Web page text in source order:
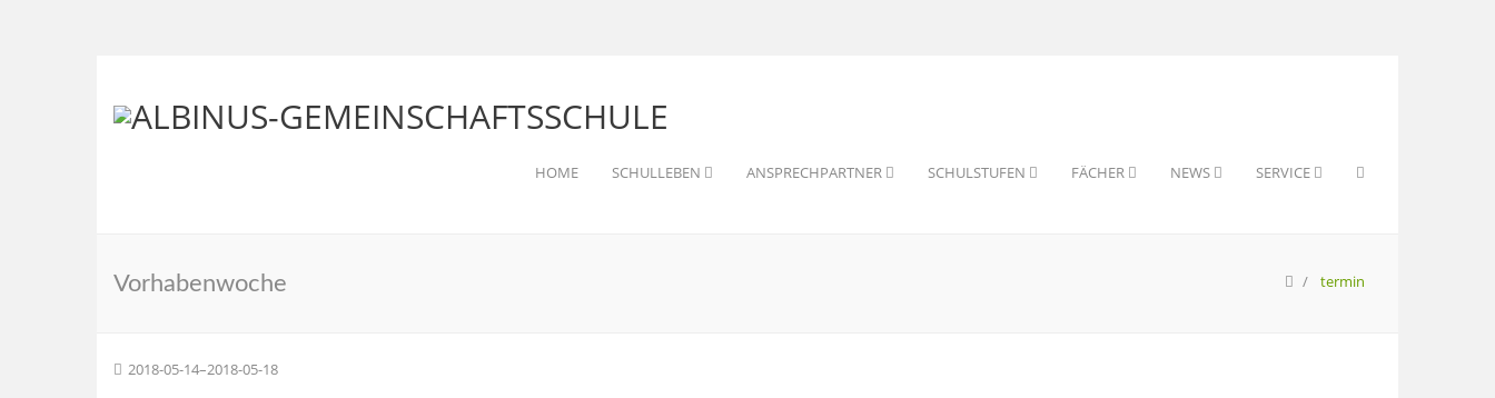
HOME SCHULLEBEN ANSPRECHPARTNER SCHULSTUFEN FÄCHER NEWS SERVICE
Vorhabenwoche termin
2018-05-14–2018-05-18